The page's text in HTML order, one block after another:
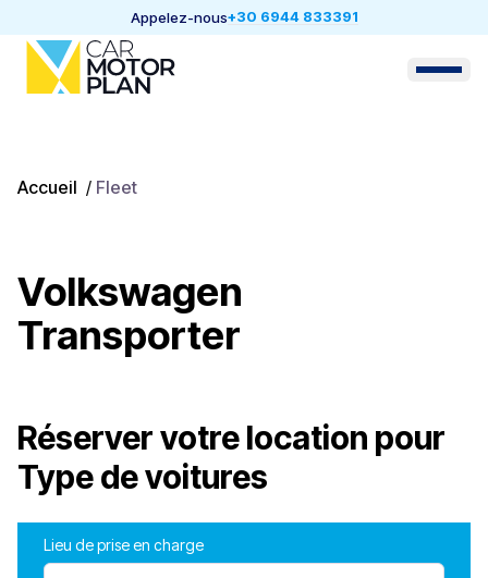
Appelez-nous+30 6944 833391
Accueil / Fleet
Volkswagen
Transporter
Réserver votre location pour
Type de voitures
Lieu de prise en charge